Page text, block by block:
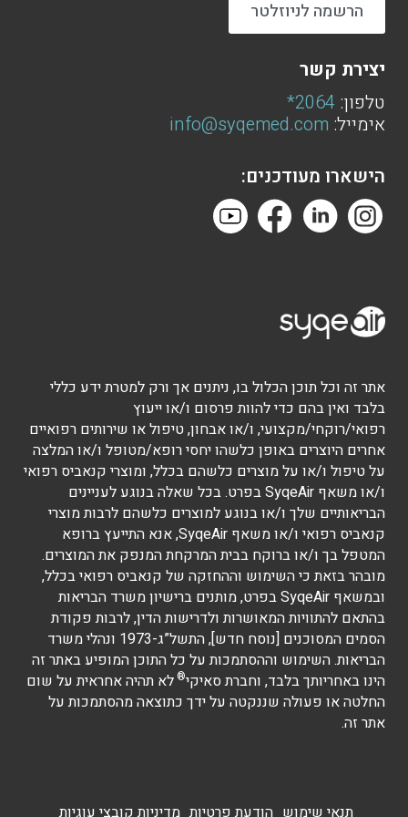
הרשמה לניוזלטר
יצירת קשר
טלפון: 2064*
אימייל: info@syqemed.com
הישארו מעודכנים:
אתר זה וכל תוכן הכלול בו, ניתנים אך ורק למטרת ידע כללי
בלבד ואין בהם כדי להוות פרסום ו/או ייעוץ
רפואי/רוקחי/מקצועי, ו/או אבחון, טיפול או שירותים רפואיים
אחרים היוצרים באופן כלשהו יחסי רופא/מטופל ו/או המלצה
על טיפול ו/או על מוצרים כלשהם בכלל, ומוצרי קנאביס רפואי
ו/או משאף SyqeAir בפרט. בכל שאלה בנוגע לעניינים
הבריאותיים שלך ו/או בנוגע למוצרים כלשהם לרבות מוצרי
קנאביס רפואי ו/או משאף SyqeAir, אנא התייעץ ברופא
המטפל בך ו/או ברוקח בבית המרקחת המנפק את המוצרים.
מובהר בזאת כי השימוש וההחזקה של קנאביס רפואי בכלל,
ובמשאף SyqeAir בפרט, מותנים ברישיון משרד הבריאות
בהתאם להתוויות המאושרות ולדרישות הדין, לרבות פקודת
הסמים המסוכנים [נוסח חדש], התשל”ג-1973 ונהלי משרד
הבריאות. השימוש וההסתמכות על כל התוכן המופיע באתר זה
הינו באחריותך בלבד, וחברת סאיקי® לא תהיה אחראית על שום
החלטה או פעולה שננקטה על ידך כתוצאה מהסתמכות על
אתר זה.
תנאי שימוש הודעת פרטיות מדיניות קובצי עוגיות